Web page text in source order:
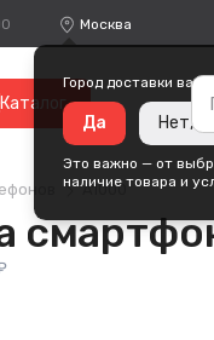
Москва
Город доставки
Да Нет,
Это важно — от
наличие товара и
Каталог
A1000